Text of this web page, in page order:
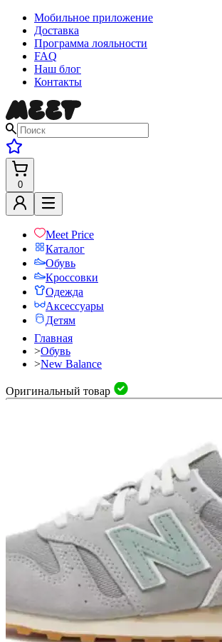
Мобильное приложение
Доставка
Программа лояльности
FAQ
Наш блог
Контакты
0
Meet Price
Каталог
Обувь
Кроссовки
Одежда
Аксессуары
Детям
Главная
>Обувь
>New Balance
Оригинальный товар